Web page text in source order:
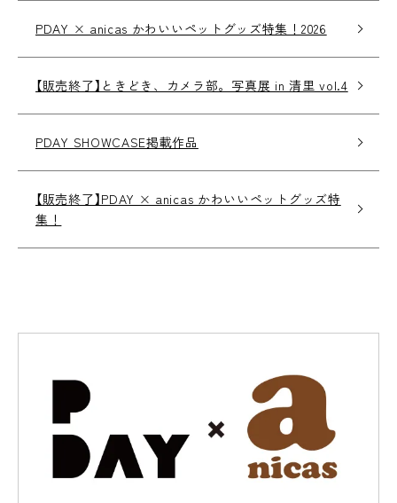
PDAY × anicas かわいいペットグッズ特集！2026
【販売終了】ときどき、カメラ部。写真展 in 清里 vol.4
PDAY SHOWCASE掲載作品
【販売終了】PDAY × anicas かわいいペットグッズ特
集！